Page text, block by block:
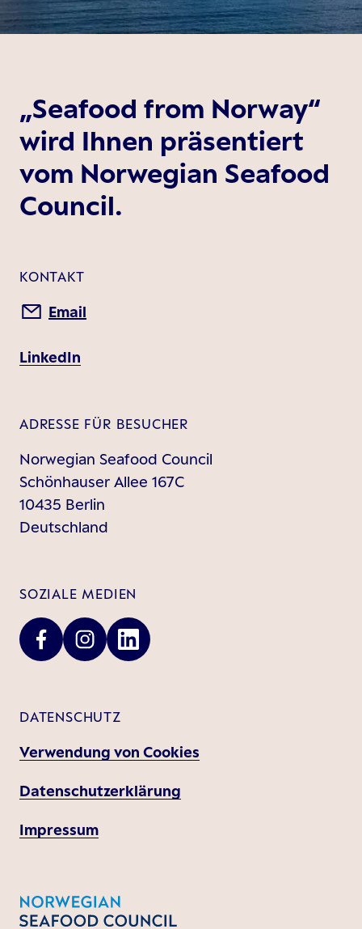
„Seafood from Norway“
wird Ihnen präsentiert
vom Norwegian Seafood
Council.
KONTAKT
Email
LinkedIn
ADRESSE FÜR BESUCHER
Norwegian Seafood Council
Schönhauser Allee 167C
10435 Berlin
Deutschland
SOZIALE MEDIEN
DATENSCHUTZ
Verwendung von Cookies
Datenschutzerklärung
Impressum